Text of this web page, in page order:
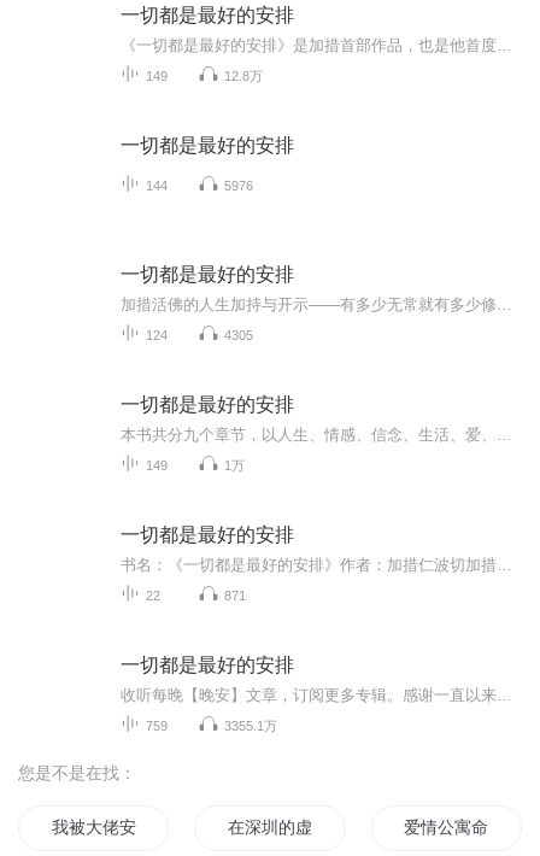
一切都是最好的安排
149 12.8万
一切都是最好的安排
144 5976
一切都是最好的安排
124 4305
一切都是最好的安排
149 1万
一切都是最好的安排
22 871
一切都是最好的安排
759 3355.1万
您是不是在找：
我被大佬安排了 在深圳的虚拟人生 爱情公寓命运的